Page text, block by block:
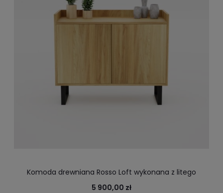
Komoda drewniana Rosso Loft wykonana z litego
drewna, sprawdzi się w domu i biurze
5 900,00 zł